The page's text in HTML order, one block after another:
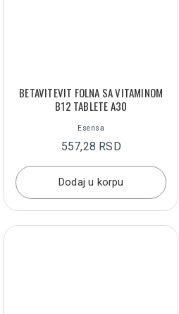
Esensa
BETAVITEVIT FOLNA SA VITAMINOM
B12 TABLETE A30
557,28 RSD
Dodaj u korpu